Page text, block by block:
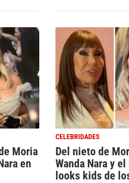
Moria
en
CELEBRIDADES
Del nieto de
Wanda Nara y
looks kids de